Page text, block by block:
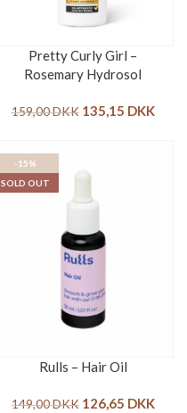
Pretty Curly Girl –
Rosemary Hydrosol
159,00DKK 135,15 DKK
-15%
SOLD OUT
Rulls – Hair Oil
149,00DKK 126,65 DKK